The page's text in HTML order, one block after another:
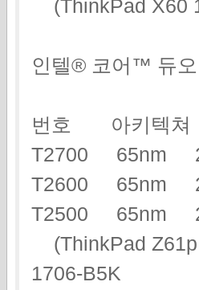
(ThinkPad X60
인텔® 코어™ 듀오
번호 아키텍
T2700 65nm
T2600 65nm
T2500
(ThinkPad Z61p
1706-B5K